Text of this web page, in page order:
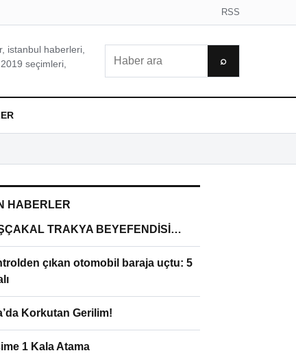
RSS
istanbul haberleri,
seçimleri,
⌕
HABERLER
TRAKYA BEYEFENDİSİ…
çıkan otomobil baraja uçtu: 5
Korkutan Gerilim!
1 Kala Atama